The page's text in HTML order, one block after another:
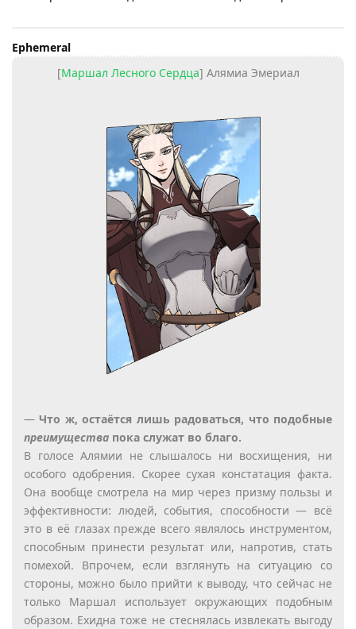
Ephemeral
[Маршал Лесного Сердца] Алямиа Эмериал
—Что ж, остаётся лишь радоваться, что подобные
преимущества пока служат во благо.
В голосе Алямии не слышалось ни восхищения, ни
особого одобрения. Скорее сухая констатация факта.
Она вообще смотрела на мир через призму пользы и
эффективности: людей, события, способности — всё
это в её глазах прежде всего являлось инструментом,
способным принести результат или, напротив, стать
помехой. Впрочем, если взглянуть на ситуацию со
стороны, можно было прийти к выводу, что сейчас не
только Маршал использует окружающих подобным
образом. Ехидна тоже не стеснялась извлекать выгоду